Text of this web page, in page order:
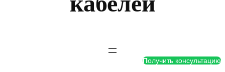
Получить консультацию